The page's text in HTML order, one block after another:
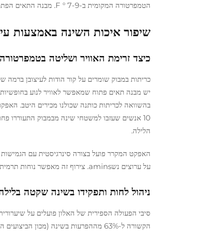
הטמפרטורה המקומית ב-7-9 ° F. מבנה התאים הפתוחים של הבמבוק מונע את אפקט
שיפור איכות השינה באמצעות
כיצד זרימת האוויר ושליטה
כריתות במבוק שומרים על קור הודות לעיצובן ברמה
הלילה.
האפקט המקרר פועל בצורה סינרגיסטית עם
על ערוצים נשamins. צירוף זה מאפשר נוחות תרמית מתמשכת מהערב ועד לשיאי חום הגוף בלילה (22:00–02:00).
ניהול לחות ותפקידו בשינה שקטה
הקשורה ל-63% מההפרעות בשינה (מכון הביצועים הטקסטיליים, 2022). תהליך פינוי הלחות מתרחש בשלושה שלבים: